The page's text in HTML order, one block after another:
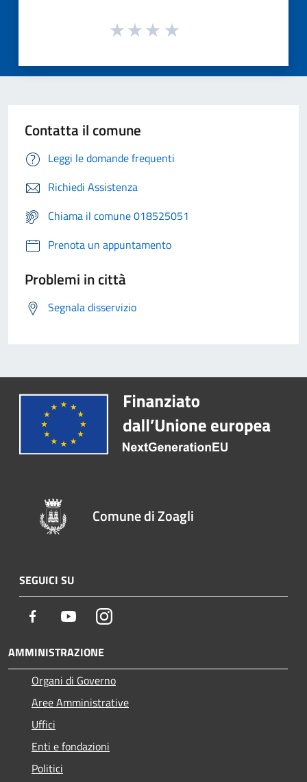
Contatta il comune
Leggi le domande frequenti
Richiedi Assistenza
Chiama il comune 018525051
Prenota un appuntamento
Problemi in città
Segnala disservizio
Comune di Zoagli
SEGUICI SU
Facebook YoutubeInstagram
AMMINISTRAZIONE
Organi di Governo
Aree Amministrative
Uffici
Enti e fondazioni
Politici